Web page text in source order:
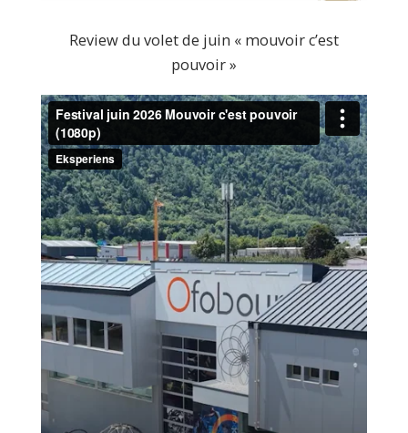
Review du volet de juin « mouvoir c’est
pouvoir »